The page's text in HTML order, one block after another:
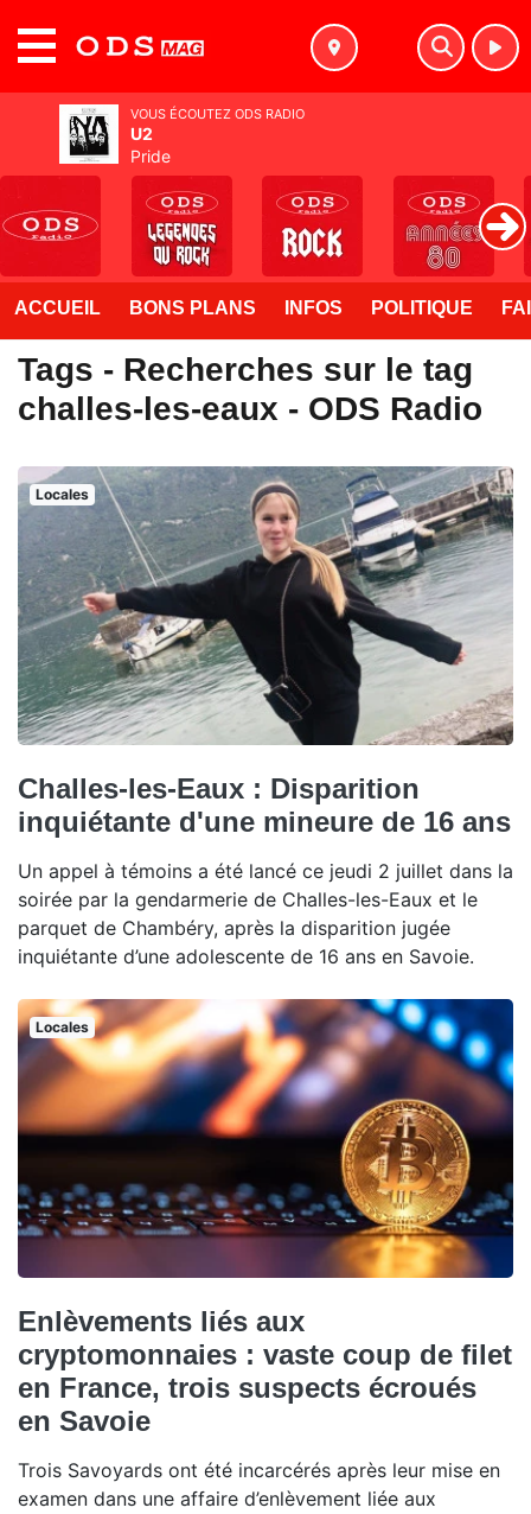
ACCUEIL BONS PLANS INFOS POLITIQUE
Tags - Recherches sur le tag
challes-les-eaux - ODS Radio
Locales
Challes-les-Eaux : Disparition
inquiétante d'une mineure de 16 ans
Un appel à témoins a été lancé ce jeudi 2 juillet dans la
soirée par la gendarmerie de Challes-les-Eaux et le
parquet de Chambéry, après la disparition jugée
inquiétante d’une adolescente de 16 ans en Savoie.
Locales
Enlèvements liés aux
cryptomonnaies : vaste coup de filet
en France, trois suspects écroués
en Savoie
Trois Savoyards ont été incarcérés après leur mise en
examen dans une affaire d’enlèvement liée aux
VOUS ÉCOUTEZ ODS RADIO
U2
Pride